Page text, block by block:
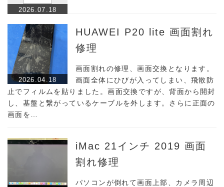
2026.07.18
2026.04.18
HUAWEI P20 lite 画面割れ
修理
画面割れの修理、画面交換となります。
画面全体にひびが入ってしまい、飛散防
止でフィルムを貼りました。画面交換ですが、背面から開封
し、基盤と繋がっているケーブルを外します。さらに正面の
画面を…
iMac 21インチ 2019 画面
割れ修理
パソコンが倒れて画面上部、カメラ周辺